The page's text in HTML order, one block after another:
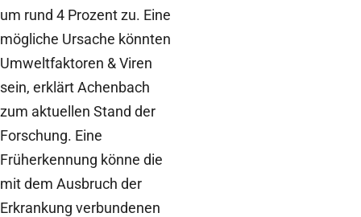
um rund 4 Prozent zu. Eine
mögliche Ursache könnten
Umweltfaktoren & Viren
sein, erklärt Achenbach
zum aktuellen Stand der
Forschung. Eine
Früherkennung könne die
mit dem Ausbruch der
Erkrankung verbundenen